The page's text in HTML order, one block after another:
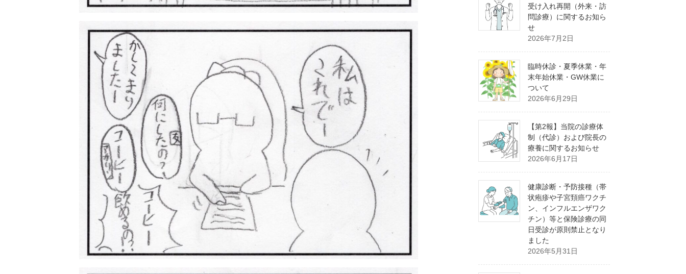
受け入れ再開（外来・訪
問診療）に関するお知ら
せ
2026年7月2日
臨時休診・夏季休業・年
末年始休業・GW休業に
ついて
2026年6月29日
【第2報】当院の診療体
制（代診）および院長の
療養に関するお知らせ
2026年6月17日
健康診断・予防接種（帯
状疱疹や子宮頚癌ワクチ
ン、インフルエンザワク
チン）等と保険診療の同
日受診が原則禁止となり
ました
2026年5月31日